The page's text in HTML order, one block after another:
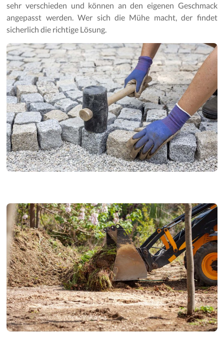
sehr verschieden und können an den eigenen Geschmack
angepasst werden. Wer sich die Mühe macht, der findet
sicherlich die richtige Lösung.